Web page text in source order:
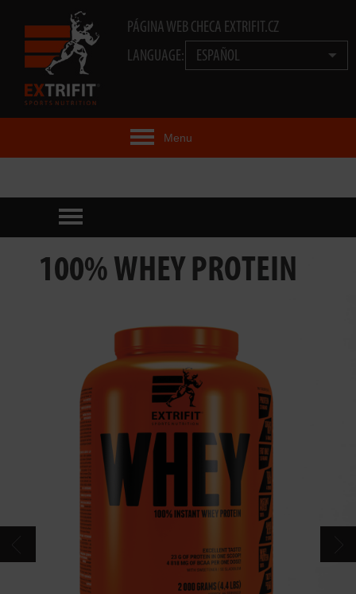
PÁGINA WEB CHECA EXTRIFIT.CZ
LANGUAGE:
ESPAÑOL
Menu
PRODUCTOS
TECNOLOGÍA
100% WHEY PROTEIN